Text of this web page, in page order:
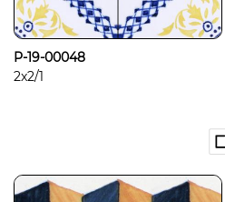
P-19-00048
2x2/1